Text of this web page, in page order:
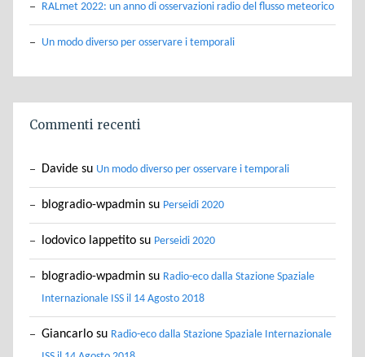
RALmet 2022: un anno di osservazioni radio del flusso meteorico
Un modo diverso per osservare i temporali
Commenti recenti
Davide su Un modo diverso per osservare i temporali
blogradio-wpadmin su Perseidi 2020
lodovico lappetito su Perseidi 2020
blogradio-wpadmin su Radio-eco dalla Stazione Spaziale
Internazionale ISS il 14 Agosto 2018
Giancarlo su Radio-eco dalla Stazione Spaziale Internazionale